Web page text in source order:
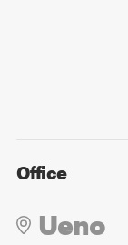
Office
Ueno